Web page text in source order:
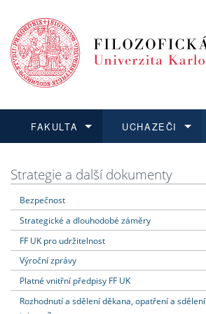
FAKULTA
Dozvědět se více
UCHAZEČI
Podat přihlášku
Dozvědět se více
Dozvědět se více
Dozvědět se více
Strategie a další dokumenty
Bezpečnost
Strategické a dlouhodobé záměry
FF UK pro udržitelnost
Výroční zprávy
Platné vnitřní předpisy FF UK
Rozhodnutí a sdělení děkana, opatření a sdělení